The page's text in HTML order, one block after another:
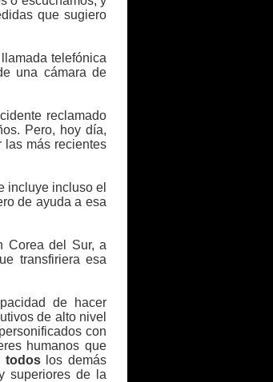
que sugiero
telefónica
una cámara de
reclamado
Pero, hoy día,
las más recientes
incluye incluso el
de ayuda a esa
Corea del Sur, a
transfiriera esa
de hacer
de alto nivel
con
humanos que
todoslos demás
superiores de la